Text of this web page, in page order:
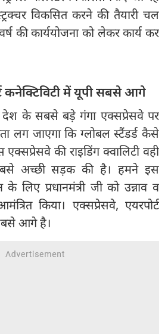
विकसित करने की तैयारी चल
की कार्ययोजना को लेकर कार्य कर
कनेक्टिविटी में यूपी सबसे आगे
देश के सबसे बड़े गंगा एक्सप्रेसवे पर
लग जाएगा कि ग्लोबल स्टैंडर्ड कैसे
की राइडिंग क्वालिटी वही
अच्छी सड़क की है। हमने इस
लिए प्रधानमंत्री जी को उन्नाव व
किया। एक्सप्रेसवे, एयरपोर्ट
आगे है।